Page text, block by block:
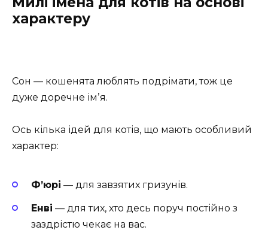
характеру
Сон — кошенята люблять подрімати, тож це
дуже доречне імʼя.
Ось кілька ідей для котів, що мають особливий
характер:
Ф’юрі — для завзятих гризунів.
Енві — для тих, хто десь поруч постійно з
заздрістю чекає на вас.